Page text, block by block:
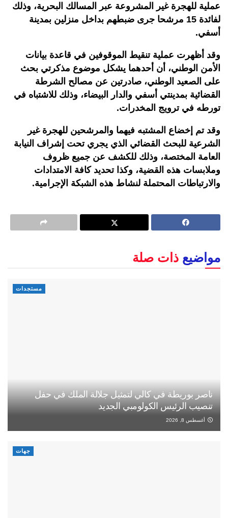
عملية للهجرة غير المشروعة عبر المسالك البحرية، وذلك
لفائدة 15 مرشحا جرى ضبطهم بداخل منزلين بمدينة
أسفي.
وقد أظهرت عملية تنقيط الموقوفين في قاعدة بيانات
الأمن الوطني، أن أحدهما يشكل موضوع مذكرتي بحث
على الصعيد الوطني، صادرتين عن مصالح الشرطة
القضائية بمدينتي أسفي والدار البيضاء، وذلك للاشتباه في
تورطه في ترويج المخدرات.
وقد تم إخضاع المشتبه فيهما والمرشحين للهجرة غير
الشرعية للبحث القضائي الذي يجري تحت إشراف النيابة
العامة المختصة، وذلك للكشف عن جميع ظروف
وملابسات هذه القضية، وكذا تحديد كافة الامتدادات
والارتباطات المحتملة لنشاط هذه الشبكة الإجرامية.
مواضيع ذات صلة
مستجدات
ناصر بوريطة في كالي لتمثيل جلالة الملك في حفل
تنصيب الرئيس الكولومبي الجديد
أغسطس 8, 2026
جهات